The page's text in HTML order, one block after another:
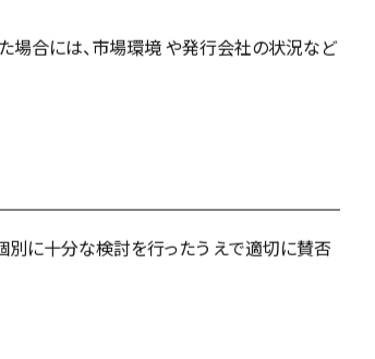
場合には、市場環境 や発行会社の状況など
に十分な検討を行ったう えで適切に賛否